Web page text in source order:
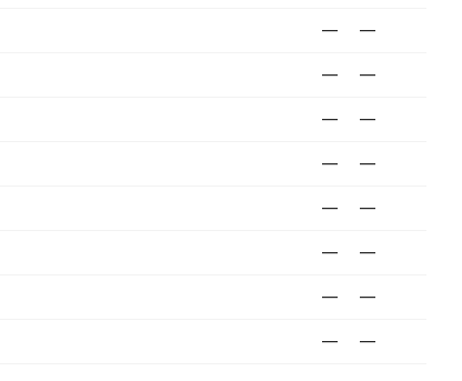
— —
— —
— —
— —
— —
— —
— —
— —